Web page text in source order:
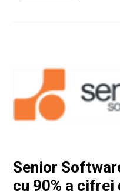
Senior
cu 90% a